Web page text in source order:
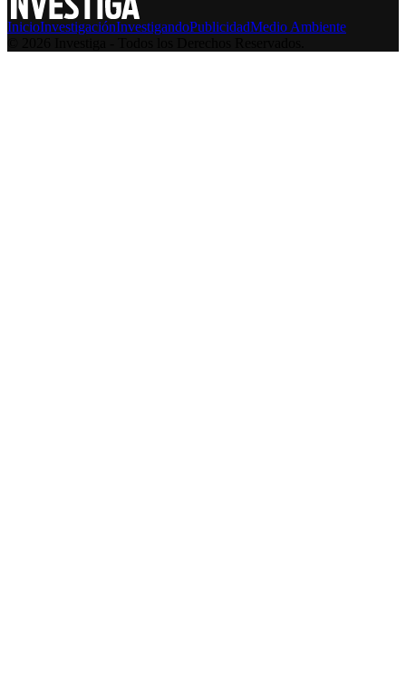
InicioInvestigaciónInvestigandoPublicidadMedio Ambiente